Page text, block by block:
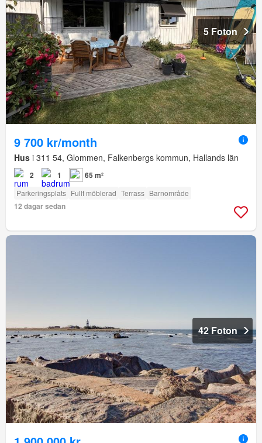
5 Foton
9 700 kr/month
Hus i 311 54, Glommen, Falkenbergs kommun, Hallands län
2 1 65 m²
Parkeringsplats Fullt möblerad Terrass Barnområde
12 dagar sedan
42 Foton